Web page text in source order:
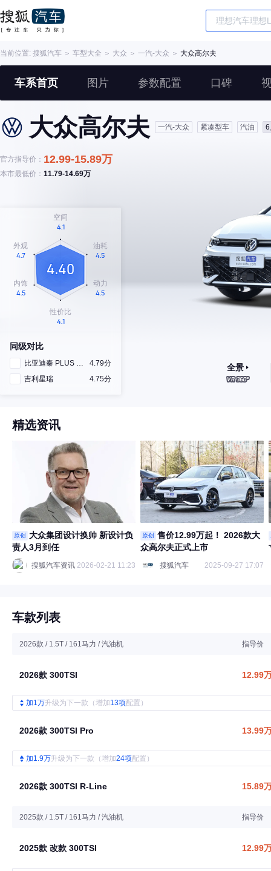
当前位置: 搜狐汽车 ＞ 车型大全 ＞ 大众 ＞ 一汽-大众 ＞ 大众高尔夫
车系首页 图片 参数配置 口碑
大众高尔夫 一汽-大众 紧凑型车 汽油 6
官方指导价： 12.99-15.89万
本市最低价： 11.79-14.69万
同级对比
比亚迪秦 PLUS DM-i
4.79分
吉利星瑞
4.75分
全景
精选资讯
原创
大众集团设计换帅 新设计负
责人3月到任
搜狐汽车资讯 2026-02-21 11:23
原创
售价12.99万起！ 2026款大
众高尔夫正式上市
搜狐汽车 2025-09-27 17:07
车款列表
2026款 / 1.5T / 161马力 / 汽油机 指导价
2026款 300TSI 12.99
加1万升级为下一款（增加13项配置）
2026款 300TSI Pro 13.99
加1.9万升级为下一款（增加24项配置）
2026款 300TSI R-Line 15.89
2025款 / 1.5T / 161马力 / 汽油机 指导价
2025款 改款 300TSI 12.99